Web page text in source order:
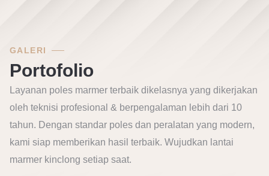
GALERI
Portofolio
Layanan poles marmer terbaik dikelasnya yang dikerjakan
oleh teknisi profesional & berpengalaman lebih dari 10
tahun. Dengan standar poles dan peralatan yang modern,
kami siap memberikan hasil terbaik. Wujudkan lantai
marmer kinclong setiap saat.